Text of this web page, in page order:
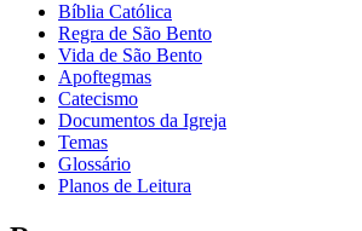
Bíblia Católica
Regra de São Bento
Vida de São Bento
Apoftegmas
Catecismo
Documentos da Igreja
Temas
Glossário
Planos de Leitura